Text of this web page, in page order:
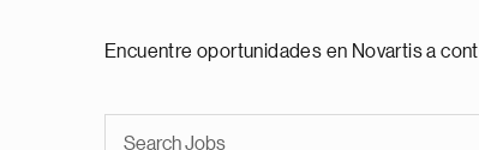
Encuentre oportunidades en Novartis a